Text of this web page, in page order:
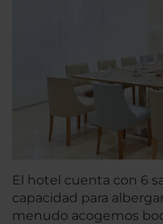
El hotel cuenta con 6
capacidad para
menudo acogemos